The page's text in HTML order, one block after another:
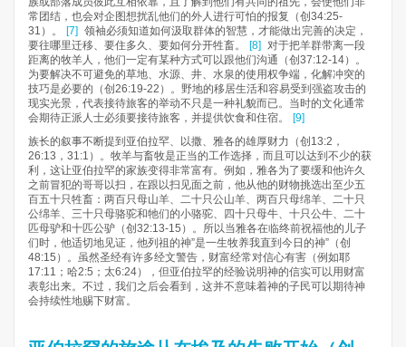
常团结，也会对企图想扰乱他们的外人进行可怕的报复（创34:25-
31）。
[7] 领袖必须知道如何汲取群体的智慧，才能做出完善的决定，
要往哪里迁移、要住多久、要如何分开牲畜。
[8] 对于把羊群带离一段
距离的牧羊人，他们一定有某种方式可以跟他们沟通（创37:12-14）。
为要解决不可避免的草地、水源、井、水泉的使用权争端，化解冲突的
技巧是必要的（创26:19-22）。野地的移居生活和容易受到强盗攻击的
现实光景，代表接待旅客的举动不只是一种礼貌而已。当时的文化通常
会期待正派人士必须要接待旅客，并提供饮食和住宿。
[9]
族长的叙事不断提到亚伯拉罕、以撒、雅各的雄厚财力（创13:2，
26:13，31:1）。牧羊与畜牧是正当的工作选择，而且可以达到不少的获
利，这让亚伯拉罕的家族变得非常富有。例如，雅各为了要缓和他许久
之前冒犯的哥哥以扫，在跟以扫见面之前，他从他的财物挑选出至少五
百五十只牲畜：两百只母山羊、二十只公山羊、两百只母绵羊、二十只
公绵羊、三十只母骆驼和牠们的小骆驼、四十只母牛、十只公牛、二十
匹母驴和十匹公驴（创32:13-15）。所以当雅各在临终前祝福他的儿子
们时，他适切地见证，他列祖的神”是一生牧养我直到今日的神”（创
48:15）。虽然圣经有许多经文警告，财富经常对信心有害（例如耶
17:11；哈2:5；太6:24），但亚伯拉罕的经验说明神的信实可以用财富
表彰出来。不过，我们之后会看到，这并不意味着神的子民可以期待神
会持续性地赐下财富。